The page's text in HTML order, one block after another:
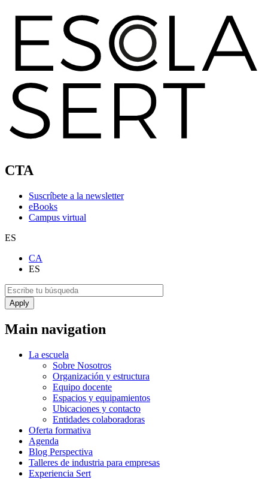
CTA
Suscríbete a la newsletter
eBooks
Campus virtual
ES
CA
ES
Main navigation
La escuela
Sobre Nosotros
Organización y estructura
Equipo docente
Espacios y equipamientos
Ubicaciones y contacto
Entidades colaboradoras
Oferta formativa
Agenda
Blog Perspectiva
Talleres de industria para empresas
Experiencia Sert